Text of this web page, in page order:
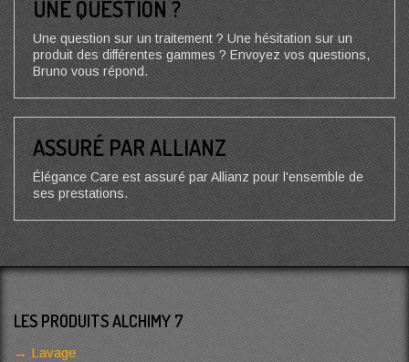
UNE QUESTION ?
Une question sur un traitement ? Une hésitation sur un
produit des différentes gammes ? Envoyez vos questions,
Bruno vous répond.
ASSURÉ PAR ALLIANZ
Élégance Care est assuré par Allianz pour l'ensemble de
ses prestations.
LES PRODUITS ALCHIMY 7
Lavage